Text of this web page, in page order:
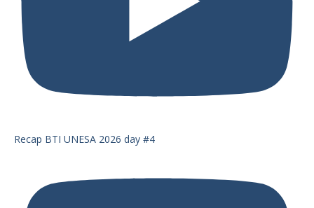
Recap BTI UNESA 2026 day #4